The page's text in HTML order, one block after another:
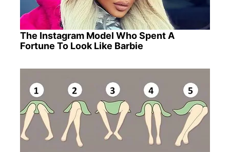
The Instagram Model Who Spent A
Fortune To Look Like Barbie